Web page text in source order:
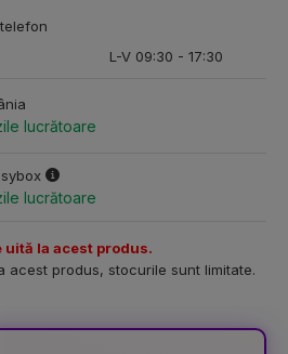
L-V 09:30 - 17:30
lucrătoare
lucrătoare
uită la acest produs.
acest produs, stocurile sunt limitate.